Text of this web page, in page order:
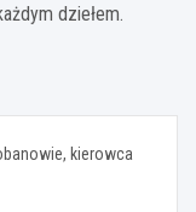
dziełem.
kierowca